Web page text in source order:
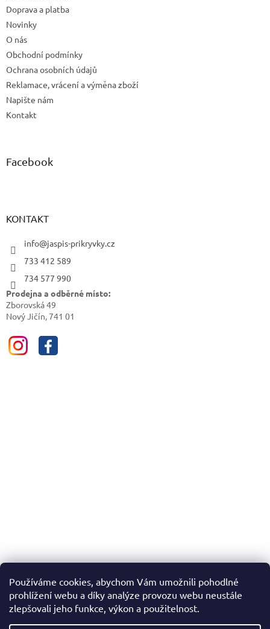
Používáme cookies, abychom Vám umožnili pohodlné
prohlížení webu a díky analýze provozu webu neustále
zlepšovali jeho funkce, výkon a použitelnost.
p
i
Doprava a platba
Novinky
O nás
Obchodní podmínky
Ochrana osobních údajů
Reklamace, vrácení a výměna zboží
Napište nám
Kontakt
Facebook
KONTAKT
info@jaspis-prikryvky.cz
733 412 589
734 577 990
Prodejna a odběrné místo:
Zborovská 49
Nový Jičín, 741 01